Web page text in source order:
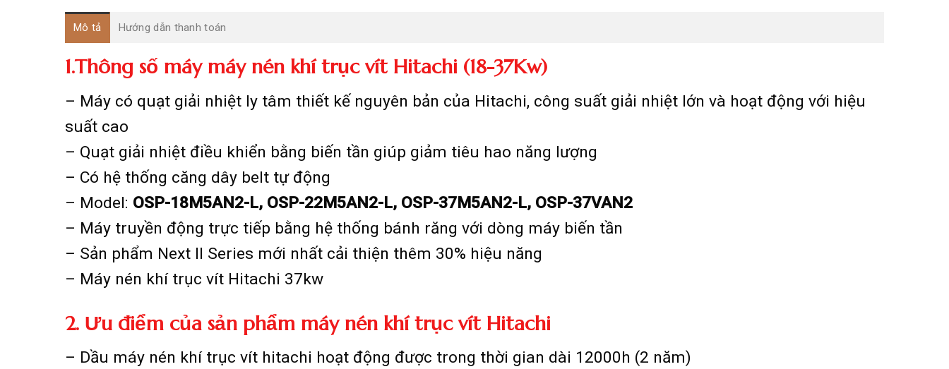
Mô tả Hướng dẫn thanh toán
1.Thông số máy máy nén khí trục vít Hitachi (18-37Kw)
– Máy có quạt giải nhiệt ly tâm thiết kế nguyên bản của Hitachi, công suất giải nhiệt lớn và hoạt động với hiệu
suất cao
– Quạt giải nhiệt điều khiển bằng biến tần giúp giảm tiêu hao năng lượng
– Có hệ thống căng dây belt tự động
– Model: OSP-18M5AN2-L, OSP-22M5AN2-L, OSP-37M5AN2-L, OSP-37VAN2
– Máy truyền động trực tiếp bằng hệ thống bánh răng với dòng máy biến tần
– Sản phẩm Next II Series mới nhất cải thiện thêm 30% hiệu năng
– Máy nén khí trục vít Hitachi 37kw
2. Ưu điểm của sản phẩm máy nén khí trục vít Hitachi
– Dầu máy nén khí trục vít hitachi hoạt động được trong thời gian dài 12000h (2 năm)